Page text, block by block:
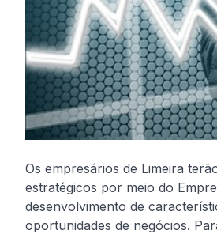
Os empresários de Limeira
estratégicos por meio do
desenvolvimento de
oportunidades de negócios.